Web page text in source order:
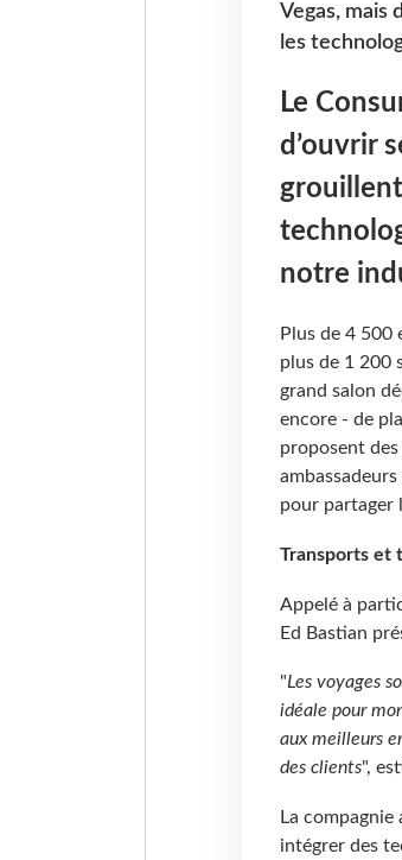
Vegas, mais
les
Le
d’ouvrir
notre
Plus de 4 500
plus de 1 200
grand salon
encore - de
proposent
pour partager
Transports et
Appelé à
Ed Bastian
"Les voyages
idéale pour
aux meilleurs
des clients",
La
intégrer des